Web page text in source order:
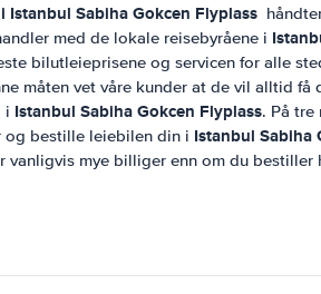
Istanbul Sabiha Gokcen Flyplass
med de lokale reisebyråene i
bilutleieprisene og servicen for alle
måten vet våre kunder at de vil alltid få
i Istanbul Sabiha Gokcen Flyplass. På tre
og bestille leiebilen din i Istanbul Sabiha
vanligvis mye billiger enn om du bestiller